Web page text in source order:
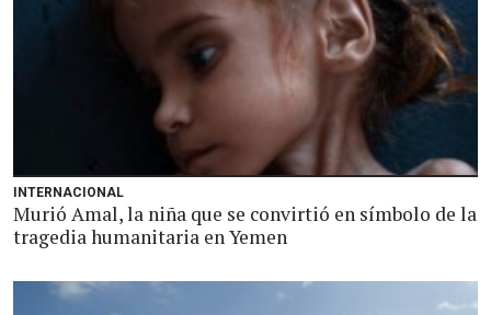
INTERNACIONAL
Murió Amal, la niña que se convirtió en símbolo de la
tragedia humanitaria en Yemen